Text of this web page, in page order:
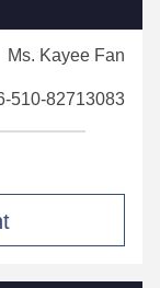
Ms. Kayee Fan
510-82713083